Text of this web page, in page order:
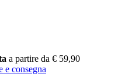
a partire da € 59,90
e consegna